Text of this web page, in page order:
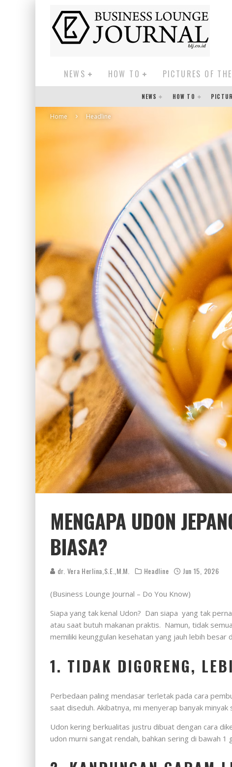
NEWS HOW TO PICTURES OF
NEWS HOW TO
Home Headline
MENGAPA UDON
BIASA?
dr. Vera Herlina,S.E.,M.M. Headline Jun 15, 2026
(Business Lounge Journal – Do You Know)
Siapa yang tak kenal Udon? Dan siapa yang tak
atau saat butuh makanan praktis. Namun, tidak
memiliki keunggulan kesehatan yang jauh lebih besar
1. TIDAK DIGORENG,
Perbedaan paling mendasar terletak pada cara
saat diseduh. Akibatnya, mi menyerap banyak
Udon kering berkualitas justru dibuat dengan cara
udon murni sangat rendah, bahkan sering di bawah